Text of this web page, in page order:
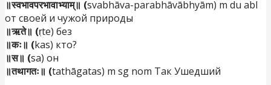
॥स्वभावपरभावाभ्याम्॥ (svabhāva-parabhāvābhyām) m du abl
от своей и чужой природы
॥ऋते॥ (ṛte) без
॥कः॥ (kas) кто?
॥स॥ (sa) он
॥तथागतः॥ (tathāgatas) m sg nom Так Ушедший